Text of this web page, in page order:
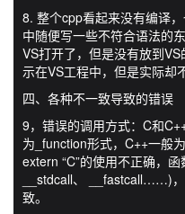
8. 整个cpp看起来没有编译
中随便写一些不符合语法的
VS打开了，但是没有放到
示在VS工程中，但是实际却
四、各种不一致导致的错误
9，错误的调用方式：C和
为_function形式，C++一般
extern “C”的使用不正确，
__stdcall、 __fastcall……)
致。